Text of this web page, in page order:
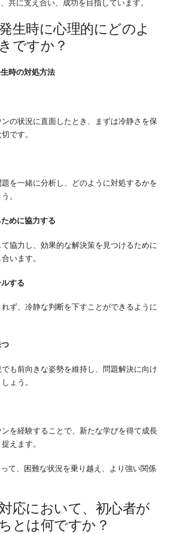
共に支え合い、成功を目指しています。
生時に心理的にどのよ
ですか？
時の対処方法
ンの状況に直面したとき、まずは冷静さを保
です。
を一緒に分析し、どのように対処するかを
。
めに協力する
協力し、効果的な解決策を見つけるために
います。
する
ず、冷静な判断を下すことができるように
も前向きな姿勢を維持し、問題解決に向け
ょう。
ンを経験することで、新たな学びを得て成長
えます。
て、困難な状況を乗り越え、より強い関係
応において、初心者が
とは何ですか？